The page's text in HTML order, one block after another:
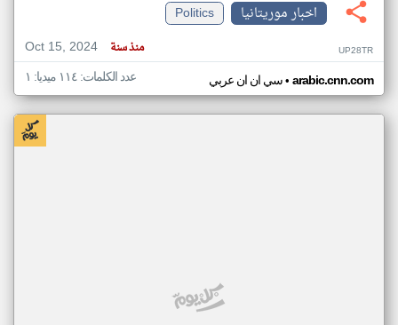
اخبار موريتانيا
Politics
Oct 15, 2024
منذ سنة UP28TR
سي ان ان عربي• arabic.cnn.com عدد الكلمات: ١١٤ ميديا: ١